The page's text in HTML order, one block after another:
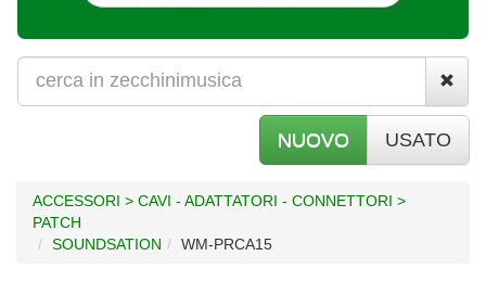
NUOVO USATO
ACCESSORI > CAVI - ADATTATORI - CONNETTORI >
PATCH
SOUNDSATION
WM-PRCA15